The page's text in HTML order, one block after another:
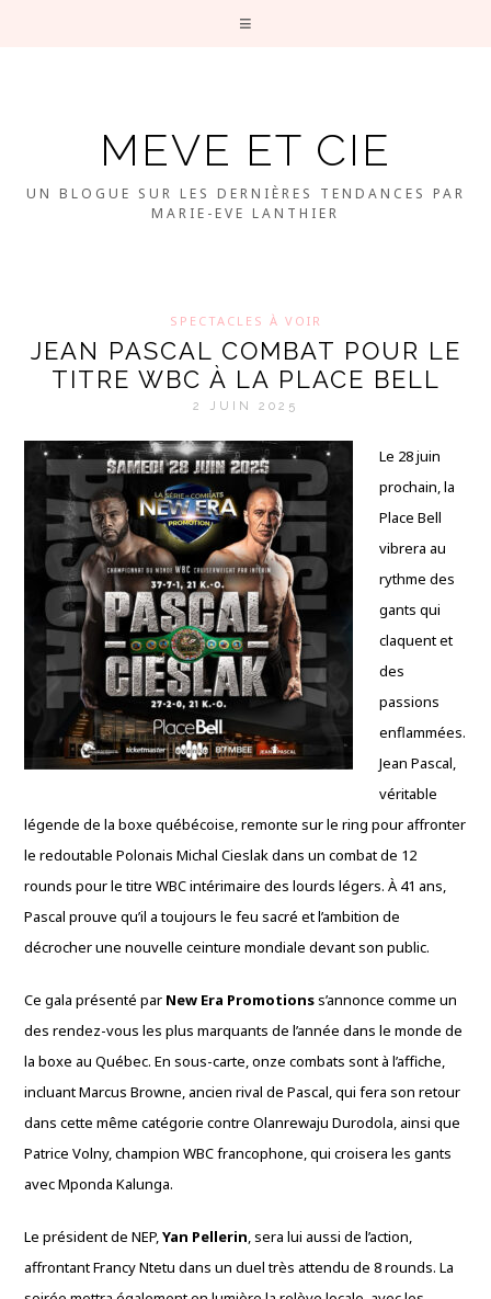
MEVE ET CIE
UN BLOGUE SUR LES DERNIÈRES TENDANCES PAR
MARIE-EVE LANTHIER
SPECTACLES À VOIR
JEAN PASCAL COMBAT POUR LE
TITRE WBC À LA PLACE BELL
2 JUIN 2025
Le 28 juin
prochain, la
Place Bell
vibrera au
rythme des
gants qui
claquent et
des
passions
enflammées.
Jean Pascal,
véritable
légende de la boxe québécoise, remonte sur le ring pour affronter
le redoutable Polonais Michal Cieslak dans un combat de 12
rounds pour le titre WBC intérimaire des lourds légers. À 41 ans,
Pascal prouve qu’il a toujours le feu sacré et l’ambition de
décrocher une nouvelle ceinture mondiale devant son public.
Ce gala présenté par New Era Promotionss’annonce comme un
des rendez-vous les plus marquants de l’année dans le monde de
la boxe au Québec. En sous-carte, onze combats sont à l’affiche,
incluant Marcus Browne, ancien rival de Pascal, qui fera son retour
dans cette même catégorie contre Olanrewaju Durodola, ainsi que
Patrice Volny, champion WBC francophone, qui croisera les gants
avec Mponda Kalunga.
Le président de NEP,Yan Pellerin, sera lui aussi de l’action,
affrontant Francy Ntetu dans un duel très attendu de 8 rounds. La